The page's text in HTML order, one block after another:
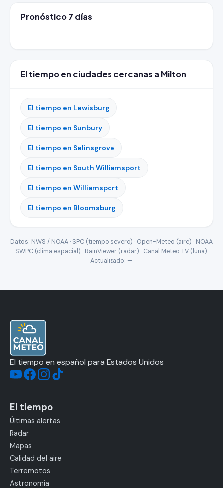
Pronóstico 7 días
El tiempo en ciudades cercanas a Milton
El tiempo en Lewisburg
El tiempo en Sunbury
El tiempo en Selinsgrove
El tiempo en South Williamsport
El tiempo en Williamsport
El tiempo en Bloomsburg
Datos: NWS / NOAA · SPC (tiempo severo) · Open-Meteo (aire) · NOAA
SWPC (clima espacial) · RainViewer (radar) · Canal Meteo TV (luna).
Actualizado: —
El tiempo en español para Estados Unidos
El tiempo
Últimas alertas
Radar
Mapas
Calidad del aire
Terremotos
Astronomía